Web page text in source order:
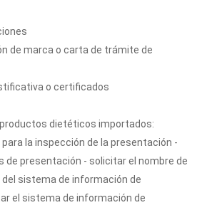
de marca o carta de trámite de
o certificados
dietéticos importados:
la inspección de la presentación -
de presentación - solicitar el nombre de
sistema de información de
el sistema de información de